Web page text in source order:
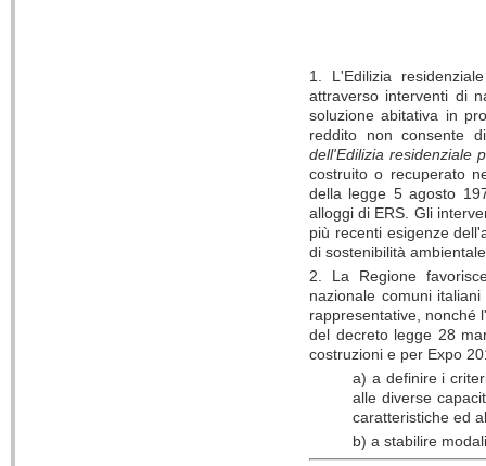
1. L'Edilizia
attraverso interventi di
soluzione abitativa in
reddito non consente
dell'Edilizia residenziale
costruito o recuperato
della legge 5 agosto
alloggi di ERS. Gli
più recenti esigenze
di sostenibilità
2. La Regione
nazionale comuni
rappresentative, nonché
del decreto legge 28
costruzioni e per Expo
a) a definire i
alle diverse
caratteristiche ed
b) a stabilire